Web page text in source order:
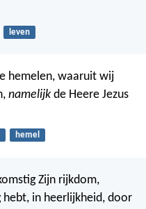
leven
hemelen, waaruit wij
namelijk de Heere Jezus
hemel
Zijn rijkdom,
in heerlijkheid, door